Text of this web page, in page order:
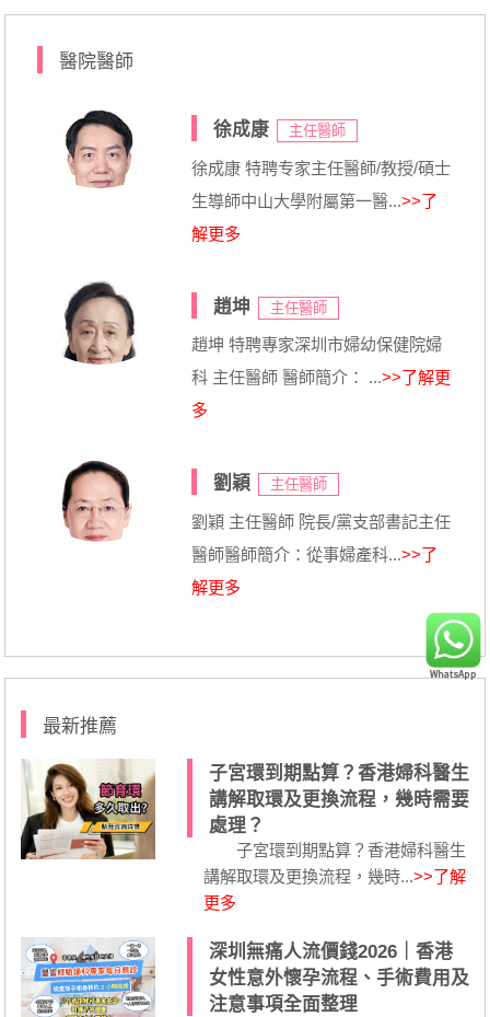
醫院醫師
徐成康 主任醫師
徐成康 特聘专家主任醫師/教授/碩士
生導師中山大學附屬第一醫...>>了
解更多
趙坤 主任醫師
趙坤 特聘專家深圳市婦幼保健院婦
科 主任醫師 醫師簡介： ...>>了解更
多
劉穎 主任醫師
劉穎 主任醫師 院長/黨支部書記主任
醫師醫師簡介：從事婦產科...>>了
解更多
最新推薦
子宮環到期點算？香港婦科醫生
講解取環及更換流程，幾時需要
處理？
子宮環到期點算？香港婦科醫生
講解取環及更換流程，幾時...>>了解
更多
深圳無痛人流價錢2026｜香港
女性意外懷孕流程、手術費用及
注意事項全面整理